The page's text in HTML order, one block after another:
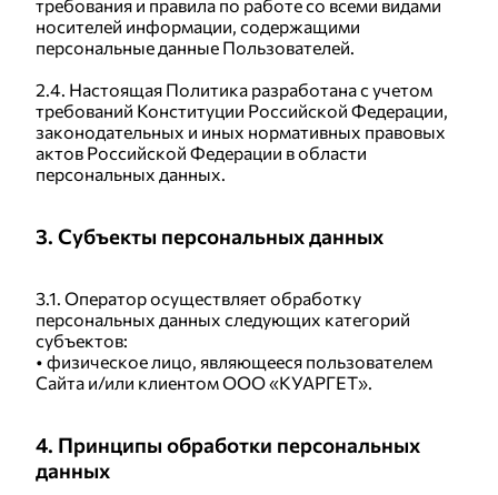
требования и правила по работе со всеми видами
носителей информации, содержащими
персональные данные Пользователей.
2.4. Настоящая Политика разработана с учетом
требований Конституции Российской Федерации,
законодательных и иных нормативных правовых
актов Российской Федерации в области
персональных данных.
3. Субъекты персональных данных
3.1. Оператор осуществляет обработку
персональных данных следующих категорий
субъектов:
• физическое лицо, являющееся пользователем
Сайта и/или клиентом ООО «КУАРГЕТ».
4. Принципы обработки персональных
данных